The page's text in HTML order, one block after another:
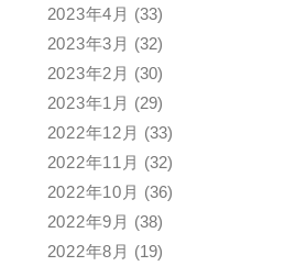
2023年4月 (33)
2023年3月 (32)
2023年2月 (30)
2023年1月 (29)
2022年12月 (33)
2022年11月 (32)
2022年10月 (36)
2022年9月 (38)
2022年8月 (19)